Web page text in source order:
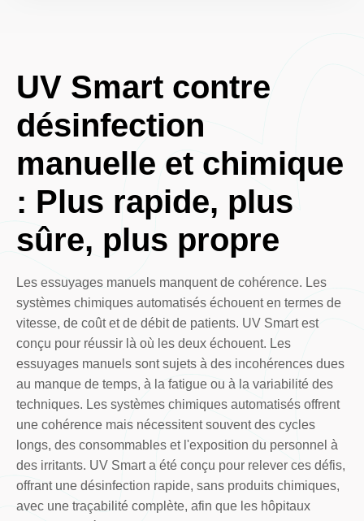
UV Smart contre
désinfection
manuelle et chimique
: Plus rapide, plus
sûre, plus propre
Les essuyages manuels manquent de cohérence. Les
systèmes chimiques automatisés échouent en termes de
vitesse, de coût et de débit de patients. UV Smart est
conçu pour réussir là où les deux échouent. Les
essuyages manuels sont sujets à des incohérences dues
au manque de temps, à la fatigue ou à la variabilité des
techniques. Les systèmes chimiques automatisés offrent
une cohérence mais nécessitent souvent des cycles
longs, des consommables et l'exposition du personnel à
des irritants. UV Smart a été conçu pour relever ces défis,
offrant une désinfection rapide, sans produits chimiques,
avec une traçabilité complète, afin que les hôpitaux